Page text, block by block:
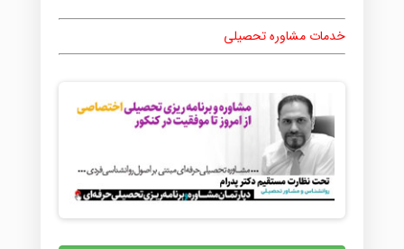
خدمات مشاوره تحصیلی